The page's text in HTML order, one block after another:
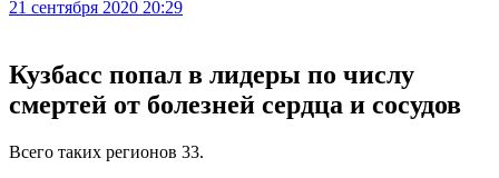
21 сентября 2020 20:29
Кузбасс попал в лидеры по числу
смертей от болезней сердца и сосудов
Всего таких регионов 33.